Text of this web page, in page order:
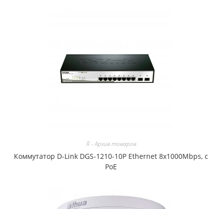
Я - Архив товаров
Коммутатор D-Link DGS-1210-10P Ethernet 8x1000Mbps, с
PoE